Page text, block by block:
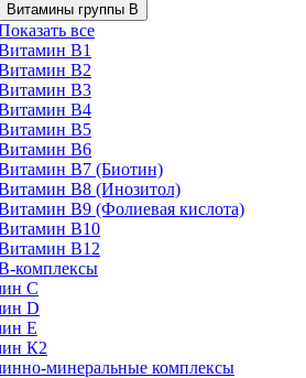
Витамины группы B
все
B1
B2
B3
B4
B5
B6
B7 (Биотин)
B8 (Инозитол)
B9 (Фолиевая кислота)
B10
B12
комплексы
C
D
E
К2
минеральные комплексы